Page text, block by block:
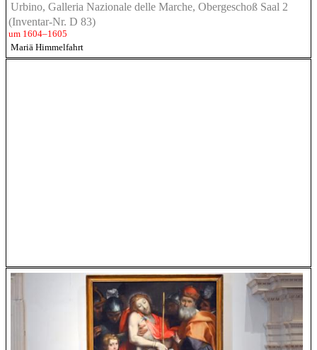
Urbino, Galleria Nazionale delle Marche, Obergeschoß Saal 2
(Inventar-Nr. D 83)
um 1604–1605
Mariä Himmelfahrt